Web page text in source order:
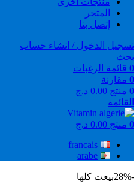
المتجر
إتصل بنا
تسجيل الدخول / انشاء حساب
بحث
0 قائمة الرغبات
0 مقارنة
0 منتج 0.00 د.ج
القائمة
0 منتج 0.00 د.ج
francais
arabe
-28% بيعت كلها